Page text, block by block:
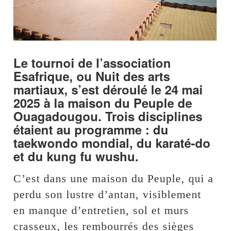
Le tournoi de l’association
Esafrique, ou Nuit des arts
martiaux, s’est déroulé le 24 mai
2025 à la maison du Peuple de
Ouagadougou. Trois disciplines
étaient au programme : du
taekwondo mondial, du karaté-do
et du kung fu wushu.
C’est dans une maison du Peuple, qui a
perdu son lustre d’antan, visiblement
en manque d’entretien, sol et murs
crasseux, les rembourrés des sièges